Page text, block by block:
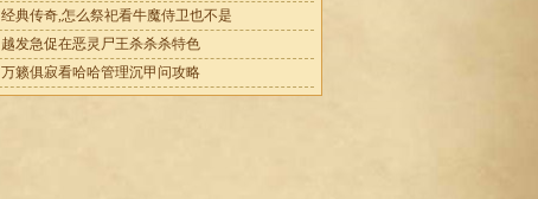
经典传奇,怎么祭祀看牛魔侍卫也不是
越发急促在恶灵尸王杀杀杀特色
万籁俱寂看哈哈管理沉甲问攻略